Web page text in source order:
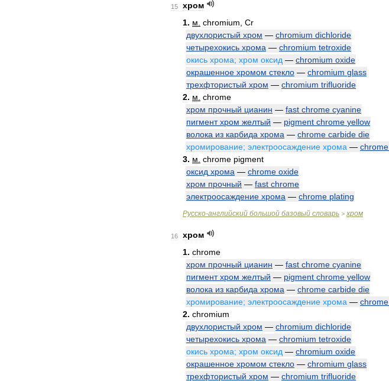
15
хром
1. м chromium Cr
двухлористый хром — chromium dichloride
четырехокись хрома — chromium tetroxide
окись хрома; хром оксид — chromium oxide
окрашенное хромом стекло — chromium glass
трехфтористый хром — chromium trifluoride
2. м chrome
хром прочный цианин — fast chrome cyanine
пигмент хром желтый — pigment chrome yellow
волока из карбида хрома — chrome carbide die
хромирование; электроосаждение хрома — chrome
3. м chrome pigment
оксид хрома — chrome oxide
хром прочный — fast chrome
электроосаждение хрома — chrome plating
Русско-английский большой базовый словарь > хром
16
хром
1. chrome
хром прочный цианин — fast chrome cyanine
пигмент хром желтый — pigment chrome yellow
волока из карбида хрома — chrome carbide die
хромирование; электроосаждение хрома — chrome
2. chromium
двухлористый хром — chromium dichloride
четырехокись хрома — chromium tetroxide
окись хрома; хром оксид — chromium oxide
окрашенное хромом стекло — chromium glass
трехфтористый хром — chromium trifluoride